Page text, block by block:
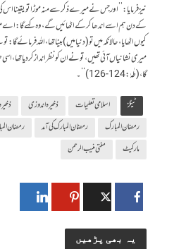
نیز فرمایا: ’’اور جس نے میرے ذکر سے منہ موڑا تو یقینا
کے دن ہم اسے اندھا کرکے اٹھائیں گے، وہ کہے گا:
کیوں اٹھایا، حالانکہ میں تو(دنیا میں)بینا تھا، اللہ فرمائے
میری نشانیاں آئی تھیں ،تونے ان کو نظر انداز کردیا تھا،
گا، (طٰہٰ:124-126)‘‘۔
ٹیگز اسلامی تعلیمات ذخیرہ اندوزی
رمضان المبارک
رمضان المبارک کی آمد
رمضان
مارکیٹ
مفتی منیب الرحمن
یہ بھی پڑھیں